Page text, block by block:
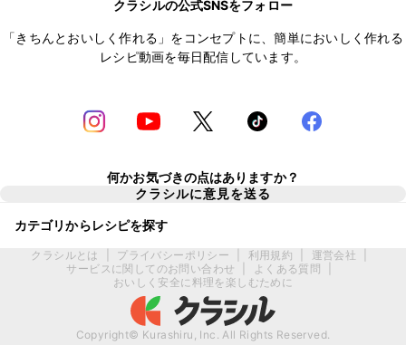
クラシルの公式SNSをフォロー
「きちんとおいしく作れる」をコンセプトに、簡単においしく作れる
レシピ動画を毎日配信しています。
何かお気づきの点はありますか？
クラシルに意見を送る
カテゴリからレシピを探す
クラシルとは プライバシーポリシー 利用規約 運営会社
サービスに関してのお問い合わせ
よくある質問
おいしく安全に料理を楽しむために
Copyright© Kurashiru, Inc. All Rights Reserved.